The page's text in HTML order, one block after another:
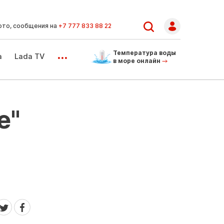
сообщения на +7 777 833 88 22
Lada TV ...
Температура воды
в море онлайн